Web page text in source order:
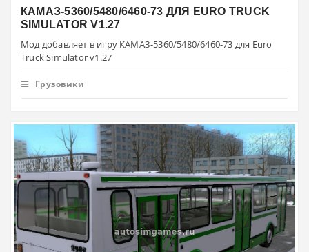
КАМАЗ-5360/5480/6460-73 ДЛЯ EURO TRUCK
SIMULATOR V1.27
Мод добавляет в игру КАМАЗ-5360/5480/6460-73 для Euro
Truck Simulator v1.27
Грузовики